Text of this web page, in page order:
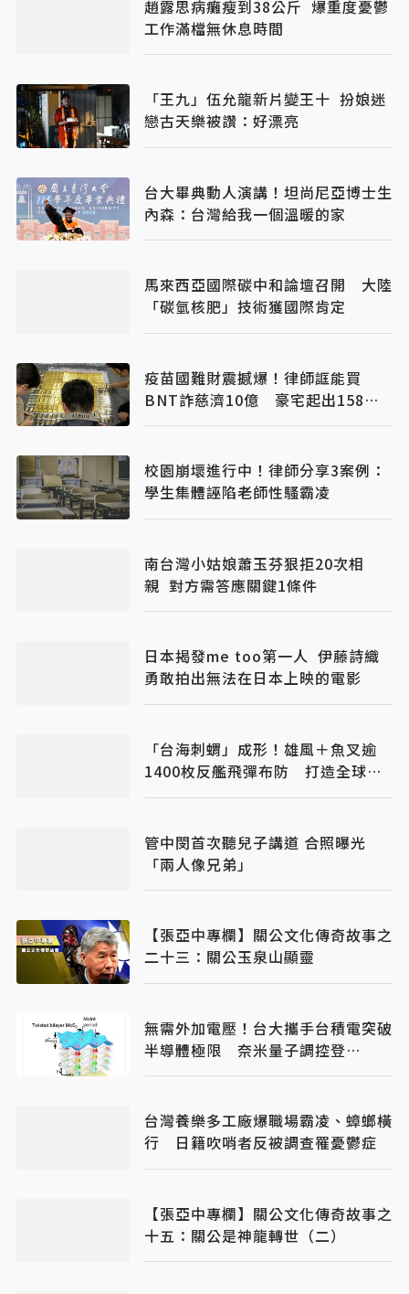
趙露思病癱瘦到38公斤 爆重度憂鬱
工作滿檔無休息時間
「王九」伍允龍新片變王十 扮娘迷
戀古天樂被讚：好漂亮
台大畢典動人演講！坦尚尼亞博士生
內森：台灣給我一個溫暖的家
馬來西亞國際碳中和論壇召開 大陸
「碳氫核肥」技術獲國際肯定
疫苗國難財震撼爆！律師誆能買
BNT詐慈濟10億 豪宅起出158公
斤黃金
校園崩壞進行中！律師分享3案例：
學生集體誣陷老師性騷霸凌
南台灣小姑娘蕭玉芬狠拒20次相
親 對方需答應關鍵1條件
日本揭發me too第一人 伊藤詩織
勇敢拍出無法在日本上映的電影
「台海刺蝟」成形！雄風＋魚叉逾
1400枚反艦飛彈布防 打造全球最
密集海防火力網
管中閔首次聽兒子講道 合照曝光
「兩人像兄弟」
【張亞中專欄】關公文化傳奇故事之
二十三：關公玉泉山顯靈
無需外加電壓！台大攜手台積電突破
半導體極限 奈米量子調控登
《Nature》
台灣養樂多工廠爆職場霸凌、蟑螂橫
行 日籍吹哨者反被調查罹憂鬱症
【張亞中專欄】關公文化傳奇故事之
十五：關公是神龍轉世（二）